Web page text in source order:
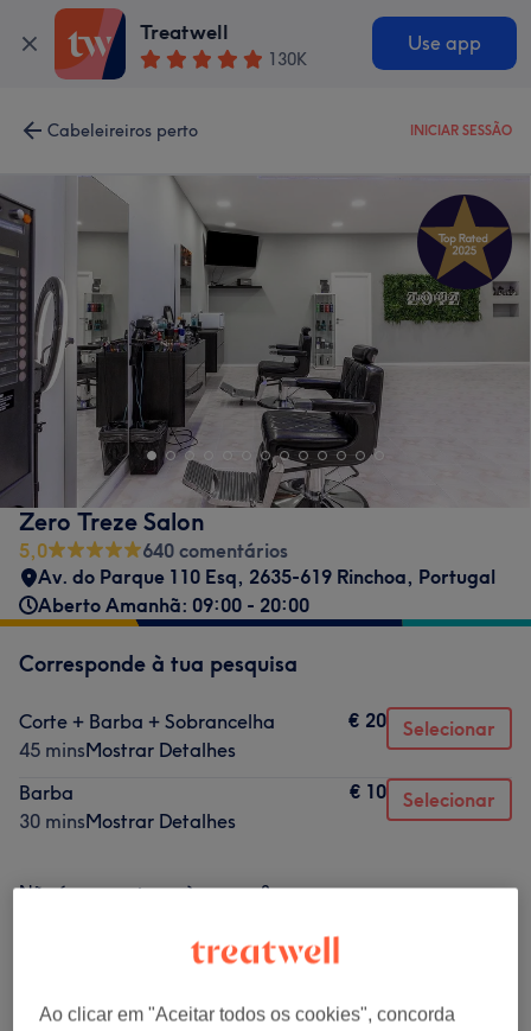
Treatwell
130K
Use app
Cabeleireiros perto INICIAR SESSÃO
Zero Treze Salon
5,0
640 comentários
Av. do Parque 110 Esq, 2635-619 Rinchoa, Portugal
Aberto Amanhã: 09:00 - 20:00
Corresponde à tua pesquisa
Corte + Barba + Sobrancelha
45 minsMostrar Detalhes
€ 20 Selecionar
Barba
30 minsMostrar Detalhes
€ 10 Selecionar
Não é o que estavas à procura?
Ao clicar em "Aceitar todos os cookies", concorda